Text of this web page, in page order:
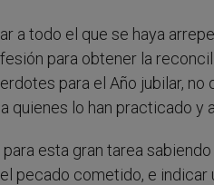
a todo el que se haya
para obtener la
para el Año jubilar,
quienes lo han practicado y
esta gran tarea
pecado cometido, e